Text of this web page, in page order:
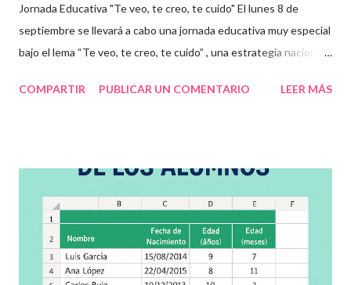
Jornada Educativa "Te veo, te creo, te cuido" El lunes 8 de
septiembre se llevará a cabo una jornada educativa muy especial
bajo el lema “Te veo, te creo, te cuido” , una estrategia nacional
infantil , y promover la convivencia escolar armónica . Desde el
actividades educativas que podrás aplicar fácilmente en tu
grupo, desde preescolar hasta sexto grado de primaria. 🧠
Objetivos clave de la jornada Promover entornos seguros y
afectivos dentro de la comunidad escolar Sensibilizar sobre el
COMPARTIR PUBLICAR UN COMENTARIO LEER MÁS